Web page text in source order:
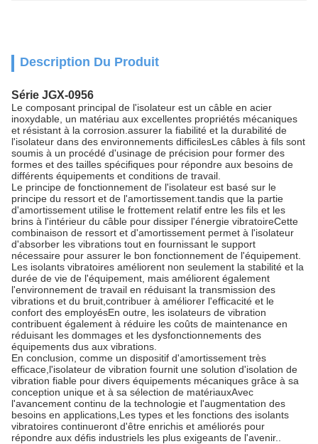
Description Du Produit
Série JGX-0956
Le composant principal de l'isolateur est un câble en acier
inoxydable, un matériau aux excellentes propriétés mécaniques
et résistant à la corrosion.assurer la fiabilité et la durabilité de
l'isolateur dans des environnements difficilesLes câbles à fils sont
soumis à un procédé d'usinage de précision pour former des
formes et des tailles spécifiques pour répondre aux besoins de
différents équipements et conditions de travail.
Le principe de fonctionnement de l'isolateur est basé sur le
principe du ressort et de l'amortissement.tandis que la partie
d'amortissement utilise le frottement relatif entre les fils et les
brins à l'intérieur du câble pour dissiper l'énergie vibratoireCette
combinaison de ressort et d'amortissement permet à l'isolateur
d'absorber les vibrations tout en fournissant le support
nécessaire pour assurer le bon fonctionnement de l'équipement.
Les isolants vibratoires améliorent non seulement la stabilité et la
durée de vie de l'équipement, mais améliorent également
l'environnement de travail en réduisant la transmission des
vibrations et du bruit,contribuer à améliorer l'efficacité et le
confort des employésEn outre, les isolateurs de vibration
contribuent également à réduire les coûts de maintenance en
réduisant les dommages et les dysfonctionnements des
équipements dus aux vibrations.
En conclusion, comme un dispositif d'amortissement très
efficace,l'isolateur de vibration fournit une solution d'isolation de
vibration fiable pour divers équipements mécaniques grâce à sa
conception unique et à sa sélection de matériauxAvec
l'avancement continu de la technologie et l'augmentation des
besoins en applications,Les types et les fonctions des isolants
vibratoires continueront d'être enrichis et améliorés pour
répondre aux défis industriels les plus exigeants de l'avenir..